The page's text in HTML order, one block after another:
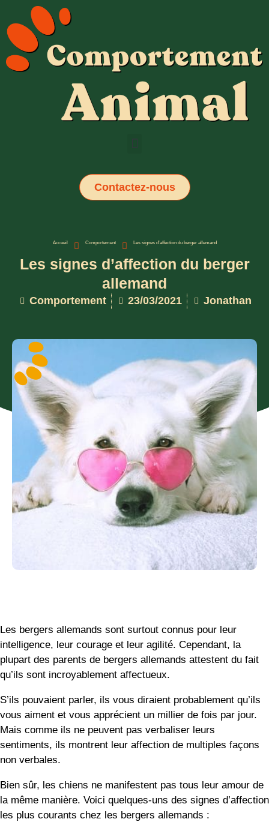
Contactez-nous
Accueil Comportement Les signes d’affection du berger allemand
Les signes d’affection du berger
allemand
Comportement 23/03/2021 Jonathan
Les bergers allemands sont surtout connus pour leur
intelligence, leur courage et leur agilité. Cependant, la
plupart des parents de bergers allemands attestent du fait
qu’ils sont incroyablement affectueux.
S’ils pouvaient parler, ils vous diraient probablement qu’ils
vous aiment et vous apprécient un millier de fois par jour.
Mais comme ils ne peuvent pas verbaliser leurs
sentiments, ils montrent leur affection de multiples façons
non verbales.
Bien sûr, les chiens ne manifestent pas tous leur amour de
la même manière. Voici quelques-uns des signes d’affection
les plus courants chez les bergers allemands :